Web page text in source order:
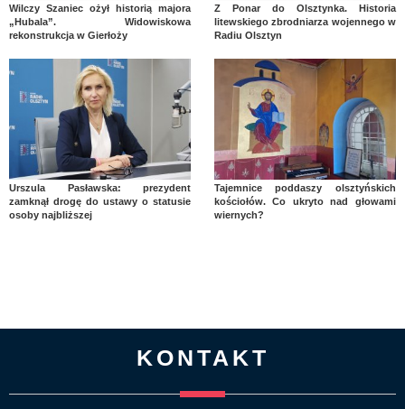
Wilczy Szaniec ożył historią majora
„Hubala”. Widowiskowa
rekonstrukcja w Gierłoży
Z Ponar do Olsztynka. Historia
litewskiego zbrodniarza wojennego w
Radiu Olsztyn
Urszula Pasławska: prezydent
zamknął drogę do ustawy o statusie
osoby najbliższej
Tajemnice poddaszy olsztyńskich
kościołów. Co ukryto nad głowami
wiernych?
KONTAKT